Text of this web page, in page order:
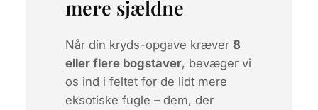
mere sjældne
Når din kryds-opgave kræver 8
eller flere bogstaver, bevæger vi
os ind i feltet for de lidt mere
eksotiske fugle – dem, der